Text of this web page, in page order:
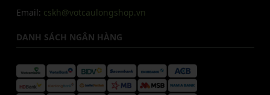
Email: cskh@votcaulongshop.vn
DANH SÁCH NGÂN HÀNG